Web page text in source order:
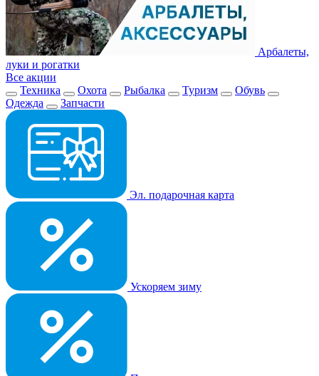
Арбалеты,
луки и рогатки
Все акции
Техника
Охота Рыбалка Туризм
Обувь
Одежда
Запчасти
Эл. подарочная карта
Ускоряем зиму